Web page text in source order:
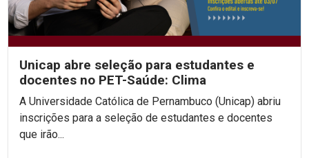
Unicap abre seleção para estudantes e
docentes no PET-Saúde: Clima
A Universidade Católica de Pernambuco (Unicap) abriu
inscrições para a seleção de estudantes e docentes
que irão...